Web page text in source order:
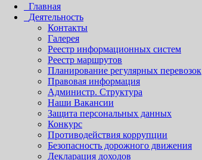
Главная
Деятельность
Контакты
Галерея
Реестр информационных систем
Реестр маршрутов
Планирование регулярных перевозок
Правовая информация
Администр. Структура
Наши Вакансии
Защита персональных данных
Конкурс
Противодействия коррупции
Безопасность дорожного движения
Декларация доходов